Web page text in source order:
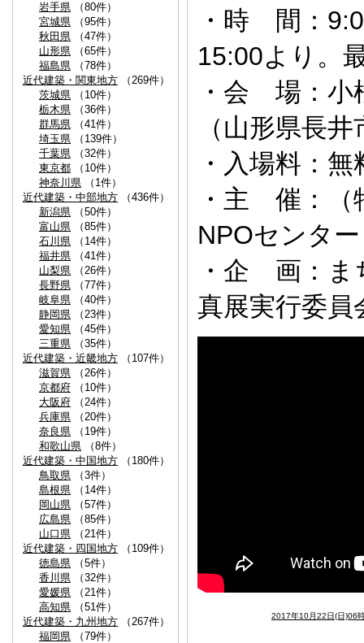
岩手県 （80件）
宮城県 （95件）
秋田県 （47件）
山形県 （65件）
福島県 （78件）
近代建築・関東地方 （269件）
茨城県 （10件）
栃木県 （36件）
群馬県 （41件）
埼玉県 （139件）
千葉県 （32件）
東京都 （10件）
神奈川県 （1件）
近代建築・中部地方 （436件）
新潟県 （50件）
富山県 （85件）
石川県 （14件）
福井県 （41件）
山梨県 （26件）
長野県 （77件）
岐阜県 （40件）
静岡県 （23件）
愛知県 （45件）
三重県 （35件）
近代建築・近畿地方 （107件）
滋賀県 （26件）
京都府 （10件）
大阪府 （24件）
兵庫県 （20件）
奈良県 （19件）
和歌山県 （8件）
近代建築・中国地方 （180件）
鳥取県 （3件）
島根県 （14件）
岡山県 （57件）
広島県 （85件）
山口県 （21件）
近代建築・四国地方 （109件）
徳島県 （5件）
香川県 （32件）
愛媛県 （21件）
高知県 （51件）
近代建築・九州地方 （267件）
福岡県 （79件）
・時 間：
15:00より。
・会 場：小
（山形県長
・入場料：無
・主 催：（
NPOセンター
・企 画：ま
真展実行委員
2017年10月22日(日)06